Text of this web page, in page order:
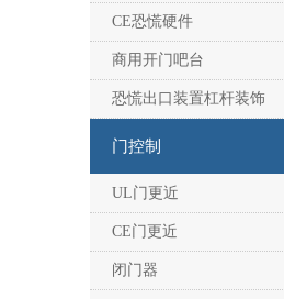
CE恐慌硬件
商用开门吧台
恐慌出口装置杠杆装饰
门控制
UL门更近
CE门更近
闭门器